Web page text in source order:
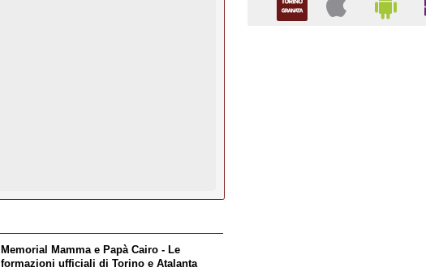
Memorial Mamma e Papà Cairo - Le
formazioni ufficiali di Torino e Atalanta